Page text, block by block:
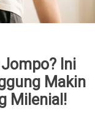
Ini
Makin
Milenial!